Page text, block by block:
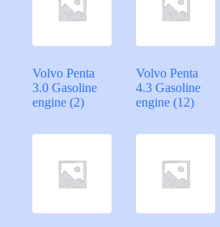
Volvo Penta
3.0 Gasoline
engine (2)
Volvo Penta
4.3 Gasoline
engine(12)